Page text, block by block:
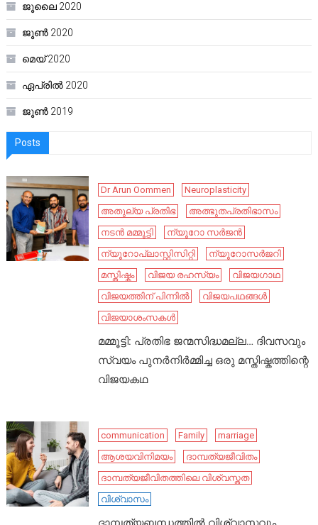
ജൂലൈ 2020
ജൂൺ 2020
മെയ്‌ 2020
ഏപ്രിൽ 2020
ജൂൺ 2019
Posts
Dr Arun Oommen
Neuroplasticity
അതുല്യ പ്രതിഭ
അത്ഭുതപ്രതിഭാസം
നടൻ മമ്മൂട്ടി
ന്യൂറോ സർജൻ
ന്യൂറോപ്ലാസ്റ്റിസിറ്റി
ന്യൂറോസർജറി
മസ്തിഷ്കം
വിജയ രഹസ്യം
വിജയഗാഥ
വിജയത്തിന് പിന്നിൽ
വിജയപഥങ്ങൾ
വിജയാശംസകൾ
മമ്മൂട്ടി: പ്രതിഭ ജന്മസിദ്ധമല്ല… ദിവസവും
സ്വയം പുനർനിർമ്മിച്ച ഒരു മസ്തിഷ്കത്തിന്റെ
വിജയകഥ
communication Family
marriage
ആശയവിനിമയം
ദാമ്പത്യജീവിതം
ദാമ്പത്യജീവിതത്തിലെ വിശ്വസ്തത
വിശ്വാസം